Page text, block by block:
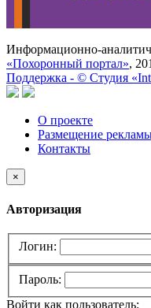
Информационно-
«Похоронный портал»,
Поддержка - © Cтудия
О проекте
Размещение
Контакты
×
Авторизация
Логин:
Пароль:
Войти как пользователь: